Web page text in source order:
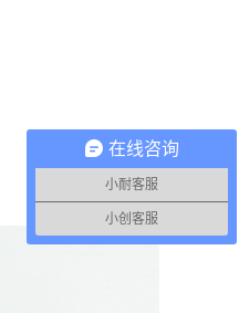
在线咨询
小耐客服
小创客服